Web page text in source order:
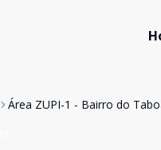
Área ZUPI-1 - Bairro do